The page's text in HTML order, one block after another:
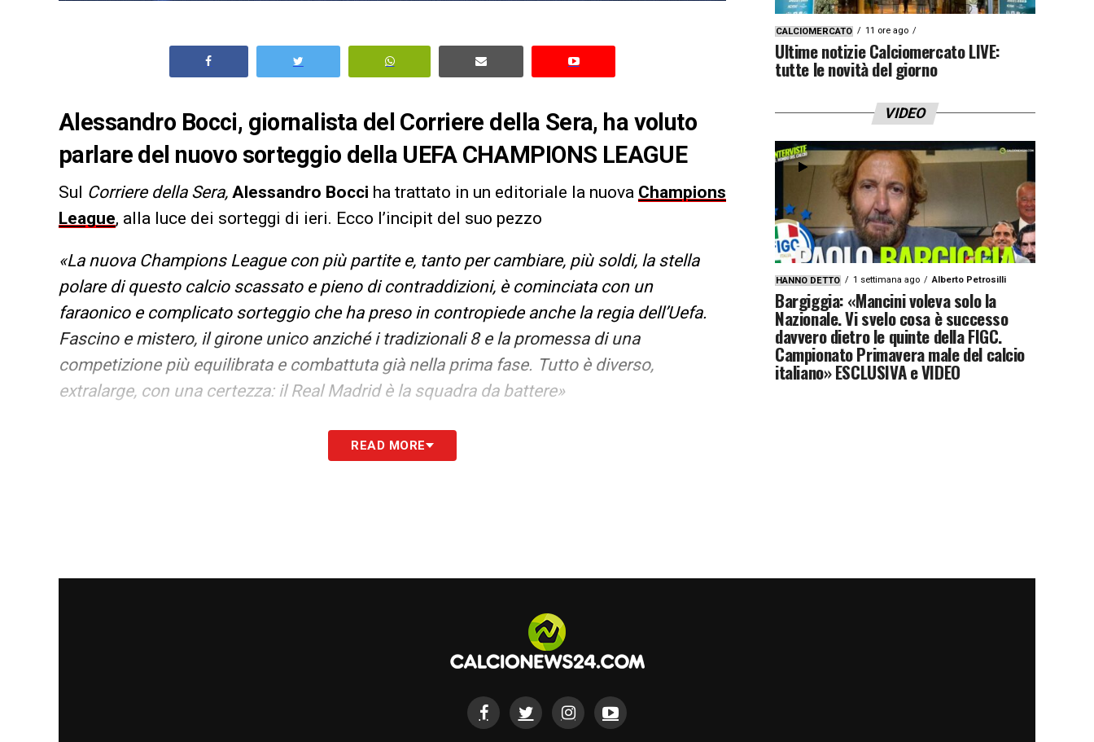
Alessandro Bocci, giornalista del Corriere della Sera, ha voluto
parlare del nuovo sorteggio della UEFA CHAMPIONS LEAGUE
Sul Corriere della Sera, Alessandro Bocci ha trattato in un editoriale la nuova Champions
League, alla luce dei sorteggi di ieri. Ecco l’incipit del suo pezzo
«La nuova Champions League con più partite e, tanto per cambiare, più soldi, la stella
polare di questo calcio scassato e pieno di contraddizioni, è cominciata con un
faraonico e complicato sorteggio che ha preso in contropiede anche la regia dell’Uefa.
Fascino e mistero, il girone unico anziché i tradizionali 8 e la promessa di una
competizione più equilibrata e combattuta già nella prima fase. Tutto è diverso,
extralarge, con una certezza: il Real Madrid è la squadra da battere»
LA PLAYLIST DELLE NOSTRE TOP NEWSREAD MORE
CALCIOMERCATO 11 ore ago
Ultime notizie Calciomercato LIVE:
tutte le novità del giorno
VIDEO
HANNO DETTO 1 settimana ago Alberto Petrosilli
Bargiggia: «Mancini voleva solo la
Nazionale. Vi svelo cosa è successo
davvero dietro le quinte della FIGC.
Campionato Primavera male del calcio
italiano» ESCLUSIVA e VIDEO